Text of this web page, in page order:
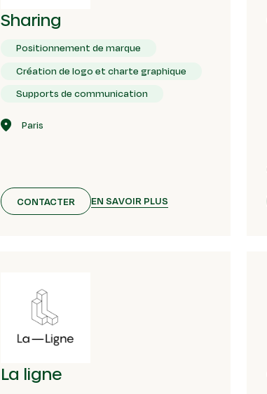
Sharing
Positionnement de marque
Création de logo et charte graphique
Supports de communication
Paris
CONTACTER EN SAVOIR PLUS
La ligne